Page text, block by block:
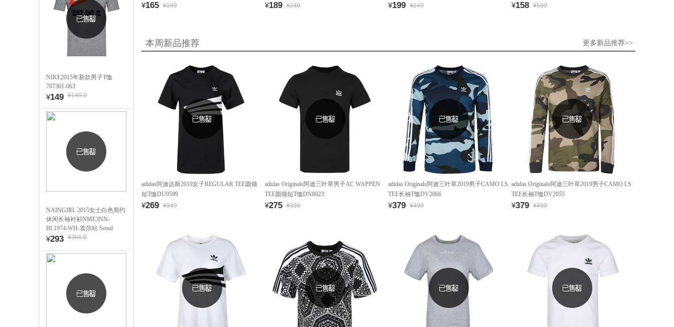
NIKE2015年新款男子T恤
707361-063
¥149 ¥149.0
NAINGIRL 2015女士白色简约
休闲长袖衬衫NME3NN-
BL1974-WH-首尔站 Seoul
¥293 ¥366.0
¥165 ¥249 ¥189 ¥249 ¥199 ¥249 ¥158 ¥599
本周新品推荐 更多新品推荐>>
adidas阿迪达斯2019女子REGULAR TEE圆领
短T恤DU9599
¥269 ¥349
adidas Originals阿迪三叶草男子AC WAPPEN
TEE圆领短T恤DN8023
¥275 ¥399
adidas Originals阿迪三叶草2019男子CAMO LS
TEE长袖T恤DV2066
¥379 ¥499
adidas Originals阿迪三叶草2019男子CAMO LS
TEE长袖T恤DV2055
¥379 ¥499